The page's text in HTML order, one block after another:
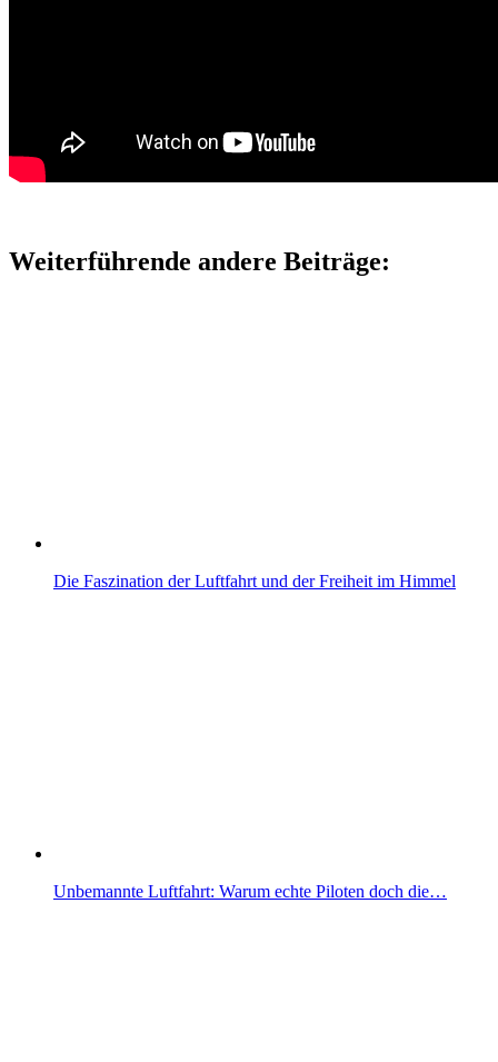
Weiterführende andere Beiträge:
Die Faszination der Luftfahrt und der Freiheit im Himmel
Unbemannte Luftfahrt: Warum echte Piloten doch die…